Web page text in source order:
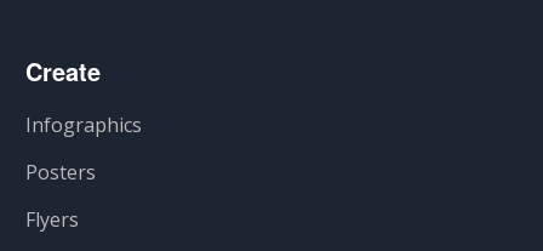
Create
Infographics
Posters
Flyers